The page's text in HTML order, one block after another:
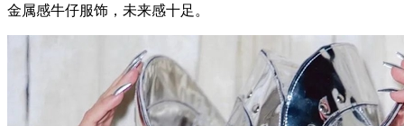
金属感牛仔服饰，未来感十足。